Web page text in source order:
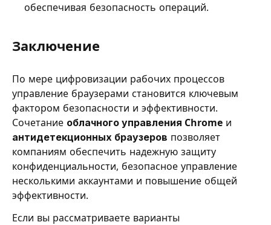
обеспечивая безопасность операций.
Заключение
По мере цифровизации рабочих процессов
управление браузерами становится ключевым
фактором безопасности и эффективности.
Сочетание облачного управления Chrome и
антидетекционных браузеров позволяет
компаниям обеспечить надежную защиту
конфиденциальности, безопасное управление
несколькими аккаунтами и повышение общей
эффективности.
Если вы рассматриваете варианты